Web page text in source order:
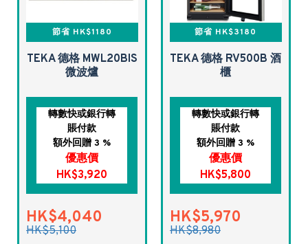
節省 HK$1180
TEKA 德格 MWL20BIS
微波爐
轉數快或銀行轉
賬付款
額外回贈 3 %
優惠價
HK$3,920
HK$4,040
HK$5,100
節省 HK$3180
TEKA 德格 RV500B 酒
櫃
轉數快或銀行轉
賬付款
額外回贈 3 %
優惠價
HK$5,800
HK$5,970
HK$8,980